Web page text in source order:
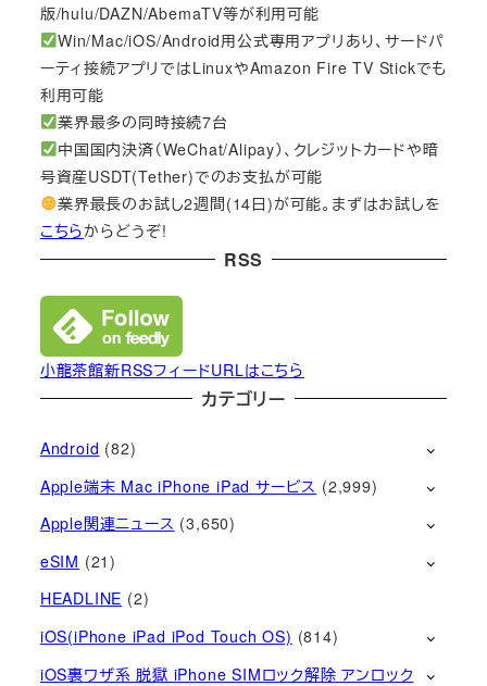
版/hulu/DAZN/AbemaTV等が利用可能
Win/Mac/iOS/Android用公式専用アプリあり、サードパ
ーティ接続アプリではLinuxやAmazon Fire TV Stickでも
利用可能
業界最多の同時接続7台
中国国内決済（WeChat/Alipay）、クレジットカードや暗
号資産USDT(Tether)でのお支払が可能
業界最長のお試し2週間(14日)が可能。まずはお試しを
こちらからどうぞ!
RSS
小龍茶館新RSSフィードURLはこちら
カテゴリー
Android (82)
Apple端末 Mac iPhone iPad サービス (2,999)
Apple関連ニュース (3,650)
eSIM (21)
HEADLINE (2)
iOS(iPhone iPad iPod Touch OS) (814)
iOS裏ワザ系 脱獄 iPhone SIMロック解除 アンロック